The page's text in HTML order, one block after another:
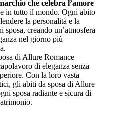
che celebra l’amore
in tutto il mondo. Ogni abito
la personalità e la
sposa, creando un’atmosfera
nel giorno più
di Allure Romance
di eleganza senza
Con la loro vasta
gli abiti da sposa di Allure
sposa radiante e sicura di